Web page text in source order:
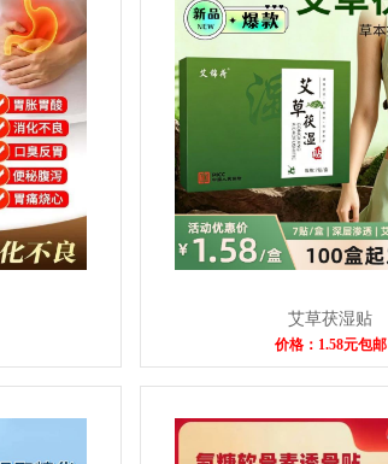
艾草茯湿贴
价格：1.58元包邮